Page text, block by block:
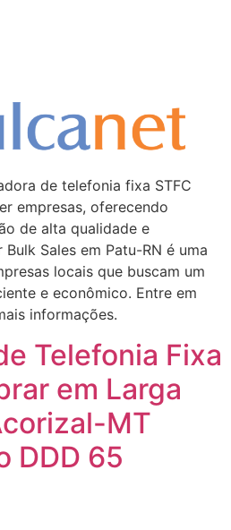
de telefonia fixa STFC
empresas, oferecendo
de alta qualidade e
Sales em Patu-RN é uma
locais que buscam um
e econômico. Entre em
informações.
Telefonia Fixa
em Larga
MT
DDD 65